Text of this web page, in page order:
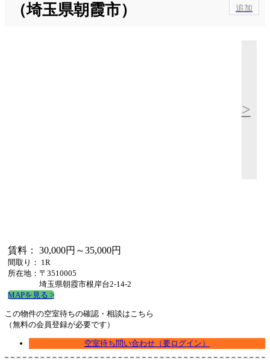
（埼玉県朝霞市）
追加
>
賃料： 30,000円～35,000円
間取り： 1R
所在地：〒3510005
埼玉県朝霞市根岸台2-14-2
MAPを見る >
この物件の空室待ちの確認・相談はこちら
（無料の会員登録が必要です）
空室待ち問い合わせ（要ログイン）